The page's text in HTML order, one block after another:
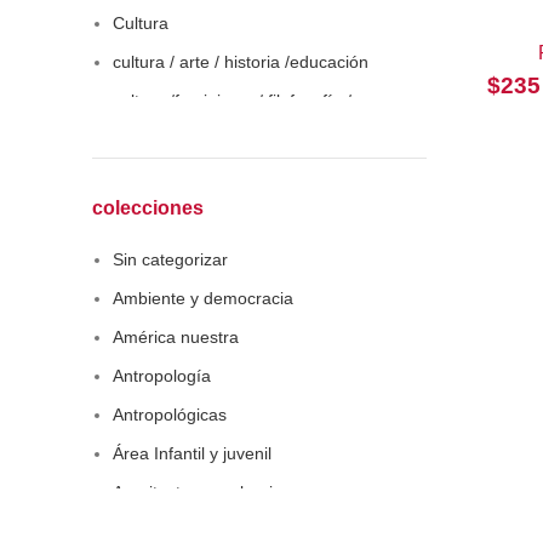
Cultura
cultura / arte / historia /educación
cultura /feminismo / filofosofía /
Economía
colecciones
Sin categorizar
Ambiente y democracia
América nuestra
Antropología
Antropológicas
Área Infantil y juvenil
Arquitectura y urbanismo
$235